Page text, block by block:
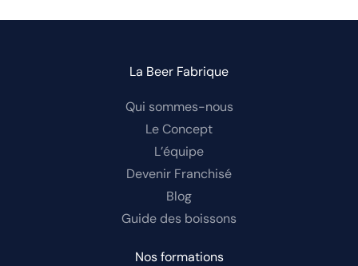
La Beer Fabrique
Qui sommes-nous
Le Concept
L’équipe
Devenir Franchisé
Blog
Guide des boissons
Nos formations